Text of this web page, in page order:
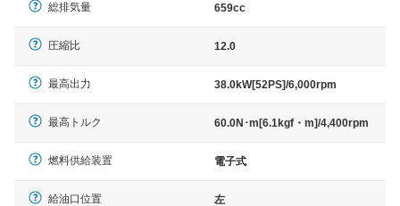
総排気量 659cc
圧縮比 12.0
最高出力 38.0kW[52PS]/6,000rpm
最高トルク 60.0N･m[6.1kgf・m]/4,400rpm
燃料供給装置 電子式
給油口位置 左